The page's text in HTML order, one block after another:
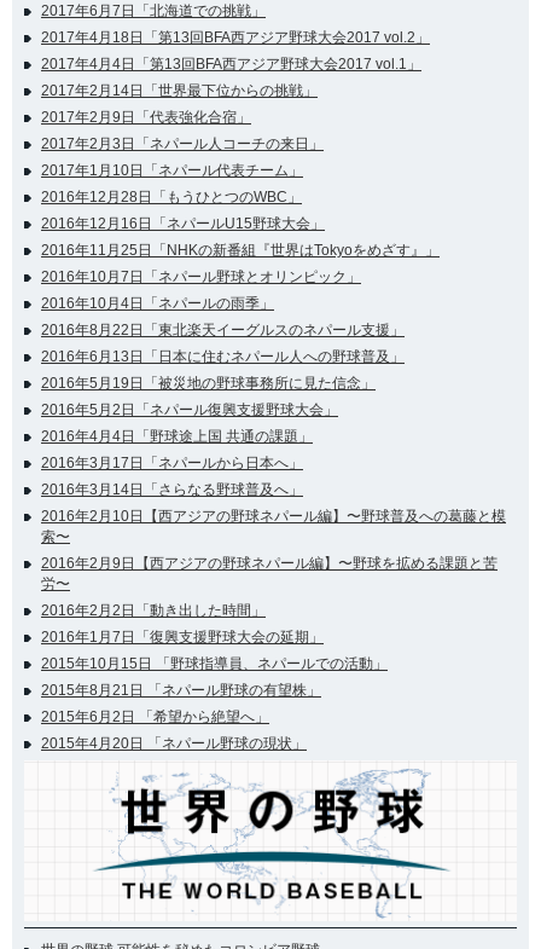
2017年6月7日「北海道での挑戦」
2017年4月18日「第13回BFA西アジア野球大会2017 vol.2」
2017年4月4日「第13回BFA西アジア野球大会2017 vol.1」
2017年2月14日「世界最下位からの挑戦」
2017年2月9日「代表強化合宿」
2017年2月3日「ネパール人コーチの来日」
2017年1月10日「ネパール代表チーム」
2016年12月28日「もうひとつのWBC」
2016年12月16日「ネパールU15野球大会」
2016年11月25日「NHKの新番組『世界はTokyoをめざす』」
2016年10月7日「ネパール野球とオリンピック」
2016年10月4日「ネパールの雨季」
2016年8月22日「東北楽天イーグルスのネパール支援」
2016年6月13日「日本に住むネパール人への野球普及」
2016年5月19日「被災地の野球事務所に見た信念」
2016年5月2日「ネパール復興支援野球大会」
2016年4月4日「野球途上国 共通の課題」
2016年3月17日「ネパールから日本へ」
2016年3月14日「さらなる野球普及へ」
2016年2月10日【西アジアの野球ネパール編】〜野球普及への葛藤と模
索〜
2016年2月9日【西アジアの野球ネパール編】〜野球を拡める課題と苦
労〜
2016年2月2日「動き出した時間」
2016年1月7日「復興支援野球大会の延期」
2015年10月15日 「野球指導員、ネパールでの活動」
2015年8月21日 「ネパール野球の有望株」
2015年6月2日 「希望から絶望へ」
2015年4月20日 「ネパール野球の現状」